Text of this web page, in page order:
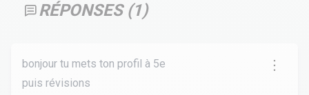
RÉPONSES (1)
bonjour tu mets ton profil à 5e
puis révisions